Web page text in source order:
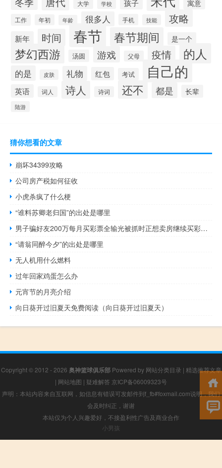
大学 学校 孩子 寓意
工作 年初 年龄 很多人 手机 技能 攻略
新年 时间 春节 春节期间 是一个
梦幻西游 汤圆 游戏 父母 疫情 的人
的是 皮肤 礼物 红包 考试 自己的
英语 词人 诗人 诗词 还不 都是 长辈
陆游
猜你想看的文章
崩坏34399攻略
公司房产税如何征收
小虎杀疯了什么梗
“谁料苏卿老归国”的出处是哪里
男子骗好友200万每月买彩票全输光被抓时正想卖房继续买彩票 到底什么情况呢
“请翁同醉今夕”的出处是哪里
无人机用什么燃料
过年回家鸡蛋怎么办
元宵节的月亮介绍
向日葵开过旧夏天免费阅读（向日葵开过旧夏天）
Copyright © 2012 - 2026 奥神篮球俱乐部Powered by 网站分类目录 | 精选推荐文章
| 网站地图 | 疑难解答 京ICP备06009323号
声明：本站内容来自互联网，如信息有错误可发邮件到f_fb#foxmail.com说明，我们
会及时纠正，谢谢
本站仅为个人兴趣爱好，不接盈利性广告及商业合作
小男孩